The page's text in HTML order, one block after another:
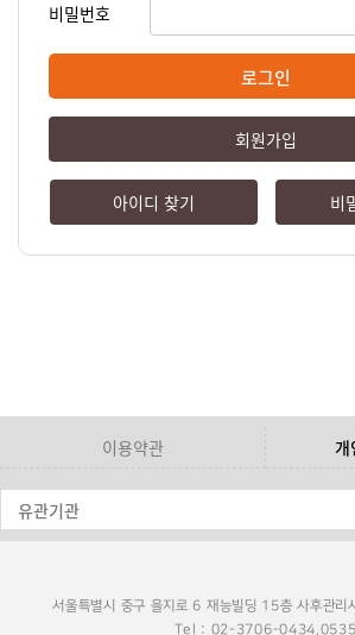
비밀번호
로그인
회원가입
아이디 찾기 비
이용약관
서울특별시 중구 을지로 6 재능빌딩 15층 사후관리
Tel : 02-3706-0434,0535